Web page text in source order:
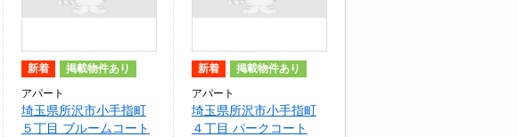
新着 掲載物件あり
アパート
埼玉県所沢市小手指町
５丁目 ブルームコート
新着 掲載物件あり
アパート
埼玉県所沢市小手指町
４丁目 パークコート